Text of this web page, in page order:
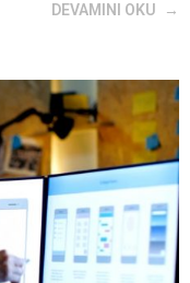
DEVAMINI OKU